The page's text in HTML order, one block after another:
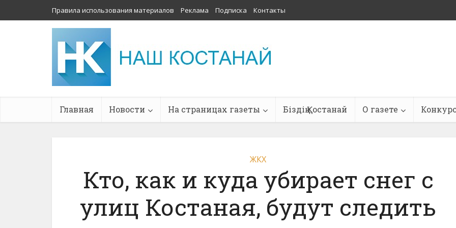
Правила использования материалов Реклама Подписка Контакты
Главная Новости На страницах газеты Біздің Қостанай О газете
ЖКХ
Кто, как и куда убирает снег с
улиц Костаная, будут следить